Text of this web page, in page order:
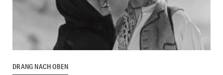
DRANG NACH OBEN